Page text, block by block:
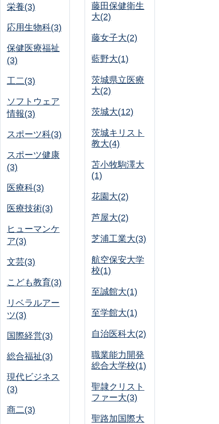
栄養(3)
応用生物科(3)
保健医療福祉
(3)
工二(3)
ソフトウェア
情報(3)
スポーツ科(3)
スポーツ健康
(3)
医療科(3)
医療技術(3)
ヒューマンケ
ア(3)
文芸(3)
こども教育(3)
リベラルアー
ツ(3)
国際経営(3)
総合福祉(3)
現代ビジネス
(3)
商二(3)
藤田保健衛生
大(2)
藤女子大(2)
藍野大(1)
茨城県立医療
大(2)
茨城大(12)
茨城キリスト
教大(4)
苫小牧駒澤大
(1)
花園大(2)
芦屋大(2)
芝浦工業大(3)
航空保安大学
校(1)
至誠館大(1)
至学館大(1)
自治医科大(2)
職業能力開発
総合大学校(1)
聖隷クリスト
ファー大(3)
聖路加国際大